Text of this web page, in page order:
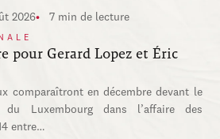
2026 7 min de lecture
pour Gerard Lopez et Éric
comparaîtront en décembre devant le
du Luxembourg dans l’affaire des
entre…